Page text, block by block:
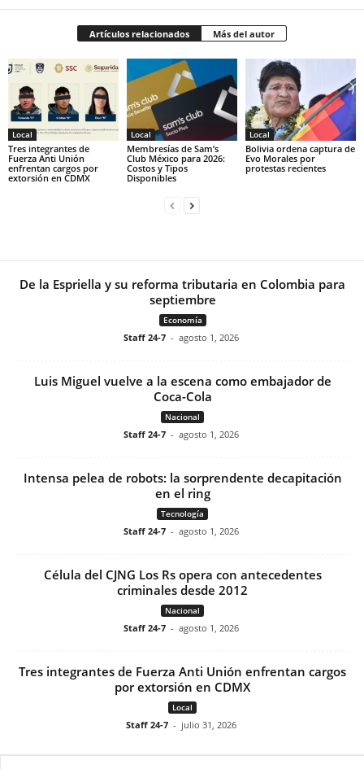
Artículos relacionados Más del autor
Local
Tres integrantes de
Fuerza Anti Unión
enfrentan cargos por
extorsión en CDMX
Local
Membresías de Sam’s
Club México para 2026:
Costos y Tipos
Disponibles
Local
Bolivia ordena captura de
Evo Morales por
protestas recientes
De la Espriella y su reforma tributaria en Colombia para
septiembre
Economía
Staff 24-7 - agosto 1, 2026
Luis Miguel vuelve a la escena como embajador de
Coca-Cola
Nacional
Staff 24-7 - agosto 1, 2026
Intensa pelea de robots: la sorprendente decapitación
en el ring
Tecnología
Staff 24-7 - agosto 1, 2026
Célula del CJNG Los Rs opera con antecedentes
criminales desde 2012
Nacional
Staff 24-7 - agosto 1, 2026
Tres integrantes de Fuerza Anti Unión enfrentan cargos
por extorsión en CDMX
Local
Staff 24-7 - julio 31, 2026